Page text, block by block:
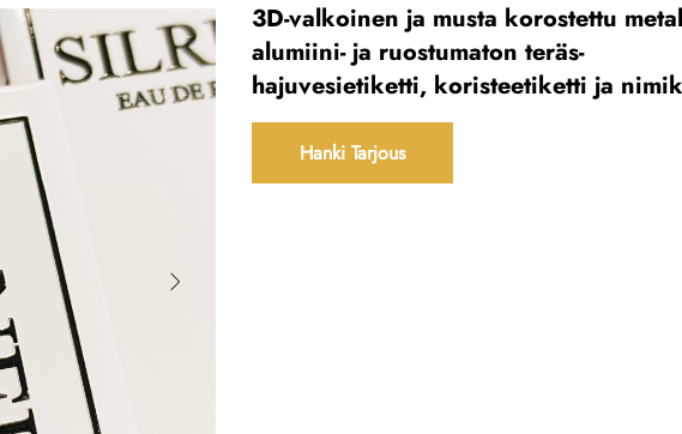
3D-valkoinen ja musta korostettu
alumiini- ja ruostumaton teräs-
hajuvesietiketti, koristeetiketti ja
Hanki Tarjous